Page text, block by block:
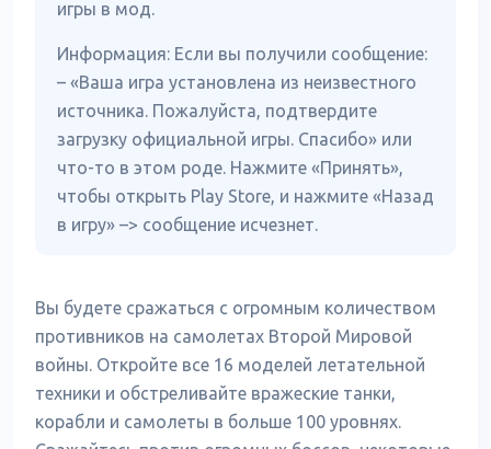
игры в мод.
Информация: Если вы получили сообщение:
– «Ваша игра установлена ​​из неизвестного
источника. Пожалуйста, подтвердите
загрузку официальной игры. Спасибо» или
что-то в этом роде. Нажмите «Принять»,
чтобы открыть Play Store, и нажмите «Назад
в игру» –> сообщение исчезнет.
Вы будете сражаться с огромным количеством
противников на самолетах Второй Мировой
войны. Откройте все 16 моделей летательной
техники и обстреливайте вражеские танки,
корабли и самолеты в больше 100 уровнях.